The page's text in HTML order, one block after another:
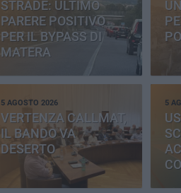
STRADE: ULTIMO
PARERE POSITIVO
PER IL BYPASS DI
MATERA
5 AGOSTO 2026
VERTENZA CALLMAT,
IL BANDO VA
DESERTO
5